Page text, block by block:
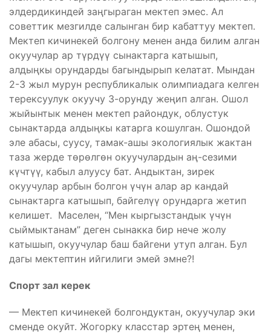
элдердикиндей заңгыраган мектеп эмес. Ал
советтик мезгилде салынган бир кабаттуу мектеп.
Мектеп кичинекей болгону менен анда билим алган
окуучулар ар түрдүү сынактарга катышып,
алдыңкы орундарды багындырып келатат. Мындан
2-3 жыл мурун республикалык олимпиадага келген
терексуулук окуучу 3-орунду жеңип алган. Ошол
жыйынтык менен мектеп райондук, облустук
сынактарда алдыңкы катарга кошулган. Ошондой
эле абасы, суусу, тамак-ашы экологиялык жактан
таза жерде төрөлгөн окуучулардын аң-сезими
күчтүү, кабыл алуусу бат. Андыктан, зирек
окуучулар арбын болгон үчүн алар ар кандай
сынактарга катышып, байгелүү орундарга жетип
келишет. Маселен, “Мен кыргызстандык үчүн
сыймыктанам” деген сынакка бир нече жолу
катышып, окуучулар баш байгени утуп алган. Бул
дагы мектептин ийгилиги эмей эмне?!
Спорт зал керек
— Мектеп кичинекей болгондуктан, окуучулар эки
сменде окуйт. Жогорку класстар эртең менен,